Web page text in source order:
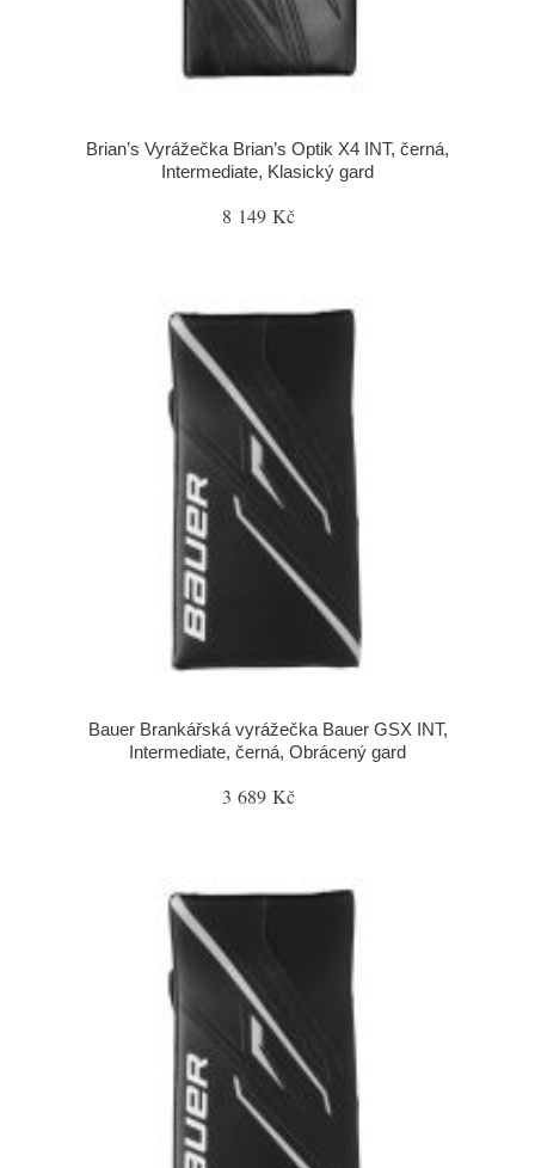
Brian’s Vyrážečka Brian’s Optik X4 INT, černá,
Intermediate, Klasický gard
8 149 Kč
Bauer Brankářská vyrážečka Bauer GSX INT,
Intermediate, černá, Obrácený gard
3 689 Kč